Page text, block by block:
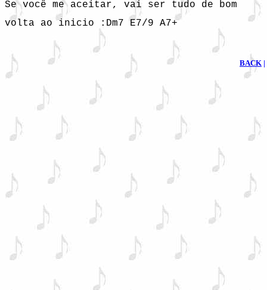
volta ao inicio :Dm7 E7/9 A7+
BACK |